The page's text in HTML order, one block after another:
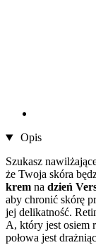
Opis
Szukasz
że Twoja skóra
krem na dzień
aby chronić skórę
jej delikatność.
A, który jest osiem
połowa jest